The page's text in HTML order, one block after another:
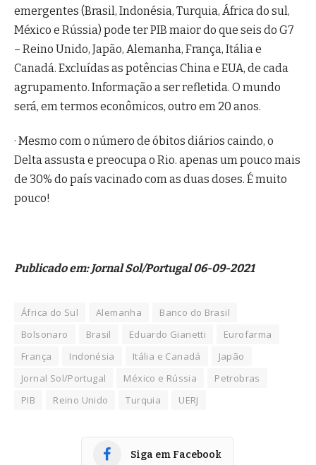
emergentes (Brasil, Indonésia, Turquia, África do sul,
México e Rússia) pode ter PIB maior do que seis do G7
– Reino Unido, Japão, Alemanha, França, Itália e
Canadá. Excluídas as potências China e EUA, de cada
agrupamento. Informação a ser refletida. O mundo
será, em termos econômicos, outro em 20 anos.
· Mesmo com o número de óbitos diários caindo, o
Delta assusta e preocupa o Rio. apenas um pouco mais
de 30% do país vacinado com as duas doses. É muito
pouco!
Publicado em: Jornal Sol/Portugal 06-09-2021
África do Sul Alemanha
Banco do Brasil
Bolsonaro
Brasil Eduardo Gianetti
Eurofarma
França
Indonésia Itália e Canadá
Japão
Jornal Sol/Portugal
México e Rússia
Petrobras
PIB
Reino Unido Turquia UERJ
Siga em Facebook